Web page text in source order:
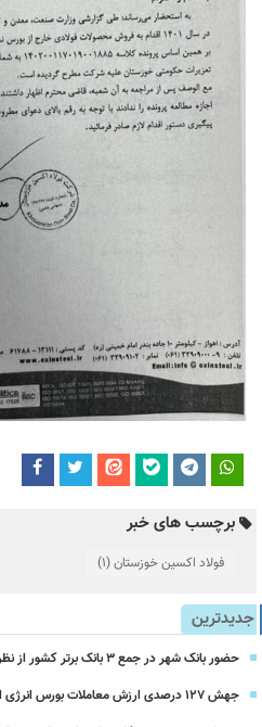
برچسب های خبر
فولاد اکسین خوزستان(1)
جدیدترین
حضور بانک شهر در جمع ۳ بانک برتر کشور از نظر بازده حقوق صاحبان سهام
جهش ۱۲۷ درصدی ارزش معاملات بورس انرژی ایران